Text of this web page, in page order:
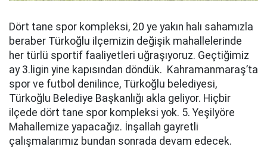
Dört tane spor kompleksi, 20 ye yakın halı sahamızla
beraber Türkoğlu ilçemizin değişik mahallelerinde
her türlü sportif faaliyetleri uğraşıyoruz. Geçtiğimiz
ay 3.ligin yine kapısından döndük. Kahramanmaraş’ta
spor ve futbol denilince, Türkoğlu belediyesi,
Türkoğlu Belediye Başkanlığı akla geliyor. Hiçbir
ilçede dört tane spor kompleksi yok. 5. Yeşilyöre
Mahallemize yapacağız. İnşallah gayretli
çalışmalarımız bundan sonrada devam edecek.